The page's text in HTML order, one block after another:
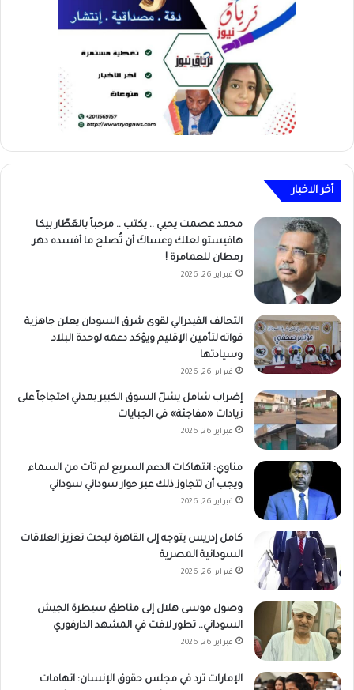
أخر الاخبار
محمد عصمت يحيي .. يكتب .. مرحباً بالعَطّار بيكا
هافيستو لعلك وعساكَ أن تُصلح ما أفسده دهر
رمطان للعمامرة !
فبراير 26, 2026
التحالف الفيدرالي لقوى شرق السودان يعلن جاهزية
قواته لتأمين الإقليم ويؤكد دعمه لوحدة البلاد
وسيادتها
فبراير 26, 2026
إضراب شامل يشلّ السوق الكبير بمدني احتجاجاً على
زيادات «مفاجئة» في الجبايات
فبراير 26, 2026
مناوي: انتهاكات الدعم السريع لم تأت من السماء
ويجب أن تتجاوز ذلك عبر حوار سوداني سوداني
فبراير 26, 2026
كامل إدريس يتوجه إلى القاهرة لبحث تعزيز العلاقات
السودانية المصرية
فبراير 26, 2026
وصول موسى هلال إلى مناطق سيطرة الجيش
السوداني.. تطور لافت في المشهد الدارفوري
فبراير 26, 2026
الإمارات ترد في مجلس حقوق الإنسان: اتهامات